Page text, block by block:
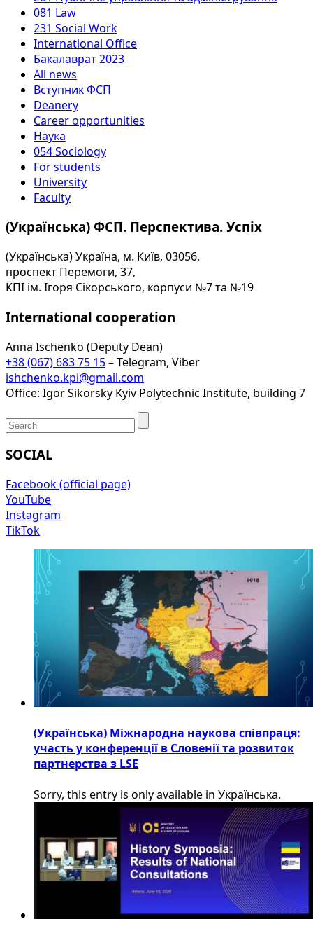
081 Law
231 Social Work
International Office
Бакалаврат 2023
All news
Вступник ФСП
Deanery
Career opportunities
Наука
054 Sociology
For students
University
Faculty
(Українська) ФСП. Перспектива. Успіх
(Українська) Україна, м. Київ, 03056,
проспект Перемоги, 37,
КПІ ім. Ігоря Сікорського, корпуси №7 та №19
International cooperation
Anna Ischenko (Deputy Dean)
+38 (067) 683 75 15– Telegram, Viber
ishchenko.kpi@gmail.com
Office: Igor Sikorsky Kyiv Polytechnic Institute, building 7
SOCIAL
Facebook (official page)
YouTube
Instagram
TikTok
(Українська) Міжнародна наукова співпраця:
участь у конференції в Словенії та розвиток
партнерства з LSE
Sorry, this entry is only available in Українська.